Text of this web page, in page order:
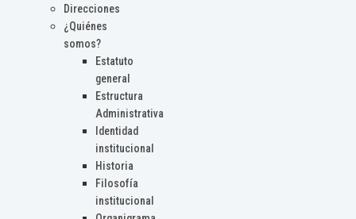
Direcciones
¿Quiénes
somos?
Estatuto
general
Estructura
Administrativa
Identidad
institucional
Historia
Filosofía
institucional